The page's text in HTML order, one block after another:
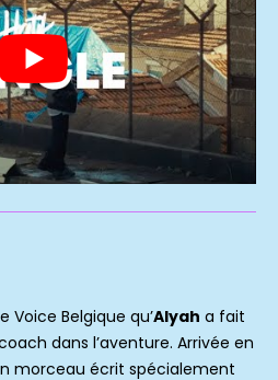
Voice Belgique qu’Alyah a fait
dans l’aventure. Arrivée en
morceau écrit spécialement